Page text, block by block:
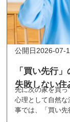
「買い先行
失敗しない住
2026-07-
先に次の家を買
心理として自然
事では、「買い